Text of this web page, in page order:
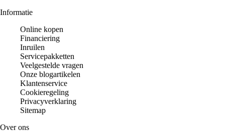
Informatie
Online kopen
Financiering
Inruilen
Servicepakketten
Veelgestelde vragen
Onze blogartikelen
Klantenservice
Cookieregeling
Privacyverklaring
Sitemap
Over ons